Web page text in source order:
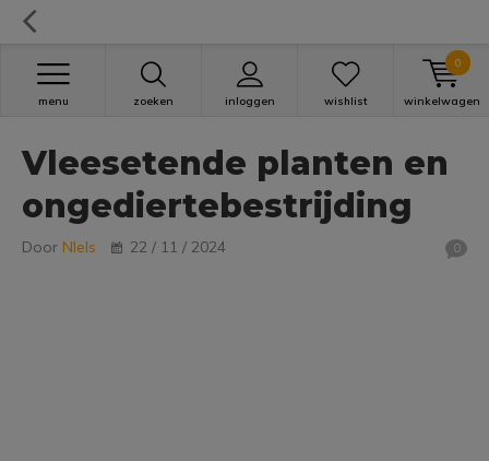
zoeken inloggen
menu wishlist winkelwagen
0
Vleesetende planten en
ongediertebestrijding
Door NIels 22 / 11 / 2024 0